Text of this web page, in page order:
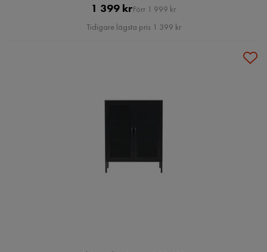
Pris
1 399 krOriginal
Pris
Förr 1 999 kr
Tidigare lägsta pris 1 399 kr